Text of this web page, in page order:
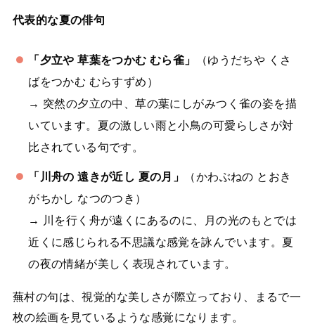
代表的な夏の俳句
「夕立や 草葉をつかむ むら雀」
（ゆうだちや くさ
ばをつかむ むらすずめ）
→ 突然の夕立の中、草の葉にしがみつく雀の姿を描
いています。夏の激しい雨と小鳥の可愛らしさが対
比されている句です。
「川舟の 遠きが近し 夏の月」
（かわぶねの とおき
がちかし なつのつき）
→ 川を行く舟が遠くにあるのに、月の光のもとでは
近くに感じられる不思議な感覚を詠んでいます。夏
の夜の情緒が美しく表現されています。
蕪村の句は、視覚的な美しさが際立っており、まるで一
枚の絵画を見ているような感覚になります。